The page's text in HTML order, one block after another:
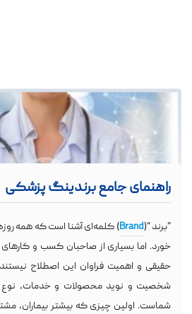
تیر 1400
راهنمای جامع برندینگ پزشکی
“برند “(Brand) کلمه‌ای آشنا است که همه
خورد. اما بسیاری از صاحبان کسب و
حقیقی و اهمیت فراوان این اصطلاح
شخصیت و نوید محصولات و خدمات،
شماست. اولین چیزی که بیشتر بیماران،